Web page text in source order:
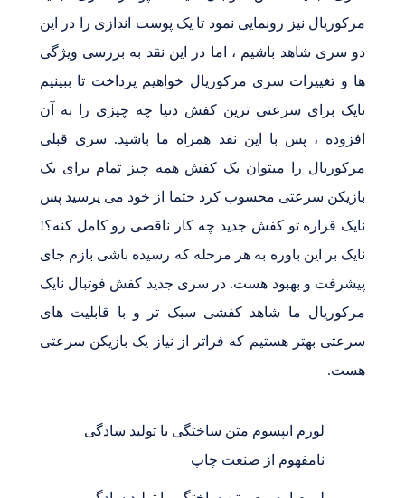
مرکوریال نیز رونمایی نمود تا یک پوست اندازی را در این
دو سری شاهد باشیم ، اما در این نقد به بررسی ویژگی
ها و تغییرات سری مرکوریال خواهیم پرداخت تا ببینیم
نایک برای سرعتی ترین کفش دنیا چه چیزی را به آن
افزوده ، پس با این نقد همراه ما باشید. سری قبلی
مرکوریال را میتوان یک کفش همه چیز تمام برای یک
بازیکن سرعتی محسوب کرد حتما از خود می پرسید پس
نایک قراره تو کفش جدید چه کار ناقصی رو کامل کنه؟!
نایک بر این باوره به هر مرحله که رسیده باشی بازم جای
پیشرفت و بهبود هست. در سری جدید کفش فوتبال نایک
مرکوریال ما شاهد کفشی سبک تر و با قابلیت های
سرعتی بهتر هستیم که فراتر از نیاز یک بازیکن سرعتی
هست.
لورم ایپسوم متن ساختگی با تولید سادگی
نامفهوم از صنعت چاپ